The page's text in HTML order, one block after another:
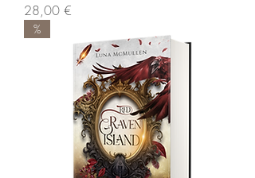
Preis
28,00 €
%